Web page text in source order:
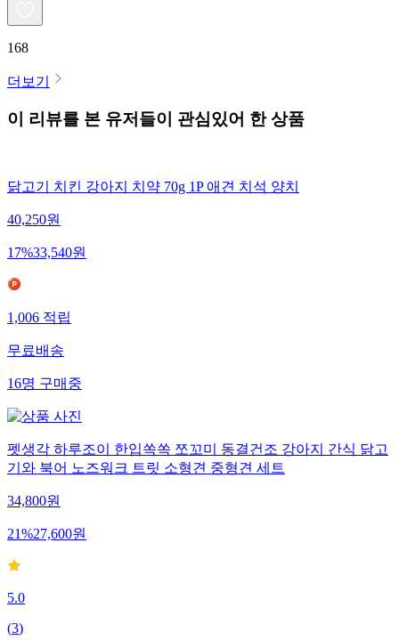
168
더보기
이 리뷰를 본 유저들이 관심있어 한 상품
닭고기 치킨 강아지 치약 70g 1P 애견 치석 양치
40,250원
17%33,540원
1,006적립
무료배송
16명구매중
펫생각 하루조이 한입쏙쏙 쪼꼬미 동결건조 강아지 간식 닭고
기와 북어 노즈워크 트릿 소형견 중형견 세트
34,800원
21%27,600원
5.0
(3)